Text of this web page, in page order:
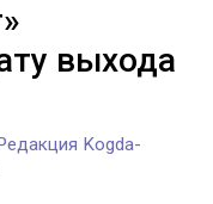
выхода
Kogda-